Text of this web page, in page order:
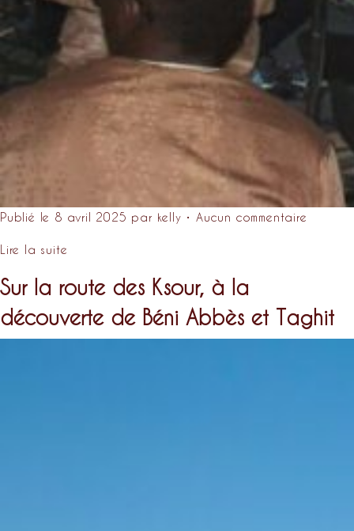
Publié le 8 avril 2025 par kelly • Aucun commentaire
Lire la suite
Sur la route des Ksour, à la
découverte de Béni Abbès et Taghit